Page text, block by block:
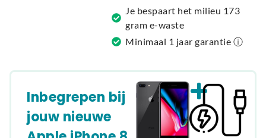
Je bespaart het milieu 173
gram e-waste
Minimaal 1 jaar garantie ⓘ
Inbegrepen bij
jouw nieuwe